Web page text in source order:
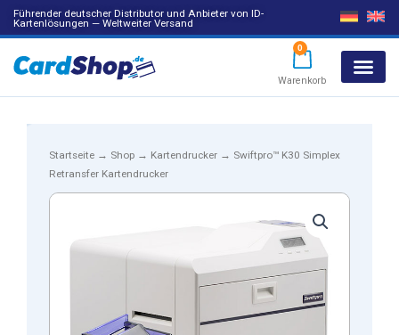
Führender deutscher Distributor und Anbieter von ID-
Kartenlösungen — Weltweiter Versand
0
Warenkorb
Startseite → Shop → Kartendrucker → Swiftpro™ K30 Simplex
Retransfer Kartendrucker